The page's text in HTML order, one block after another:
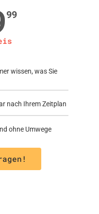
99
wissen, was Sie
nach Ihrem Zeitplan
ohne Umwege